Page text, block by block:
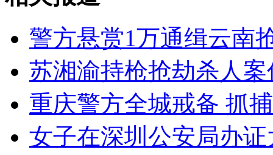
走！跟着总书记去植树
警方悬赏1万通缉云南
苏湘渝持枪抢劫杀人
重庆警方全城戒备 抓
女子在深圳公安局办